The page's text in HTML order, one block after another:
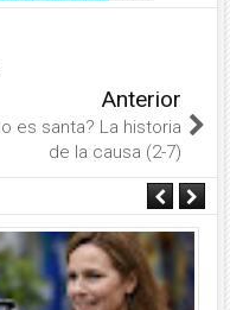
Anterior
es santa? La historia
de la causa (2-7)